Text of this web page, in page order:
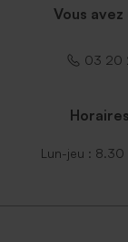
Vous
03 20
Lun-jeu : 8.30